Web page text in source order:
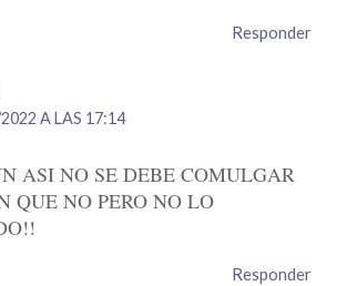
Responder
A LAS 17:14
ASI NO SE DEBE COMULGAR
QUE NO PERO NO LO
Responder